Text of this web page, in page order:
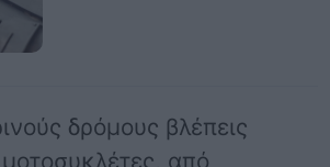
δρόμους βλέπεις
από